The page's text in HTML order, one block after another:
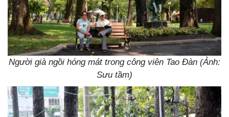
Người già ngồi hóng mát trong công viên Tao Đàn (Ảnh:
Sưu tầm)